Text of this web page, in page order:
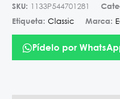
SKU: 1133P544701281
Etiqueta: Classic Marca:
Pídelo por